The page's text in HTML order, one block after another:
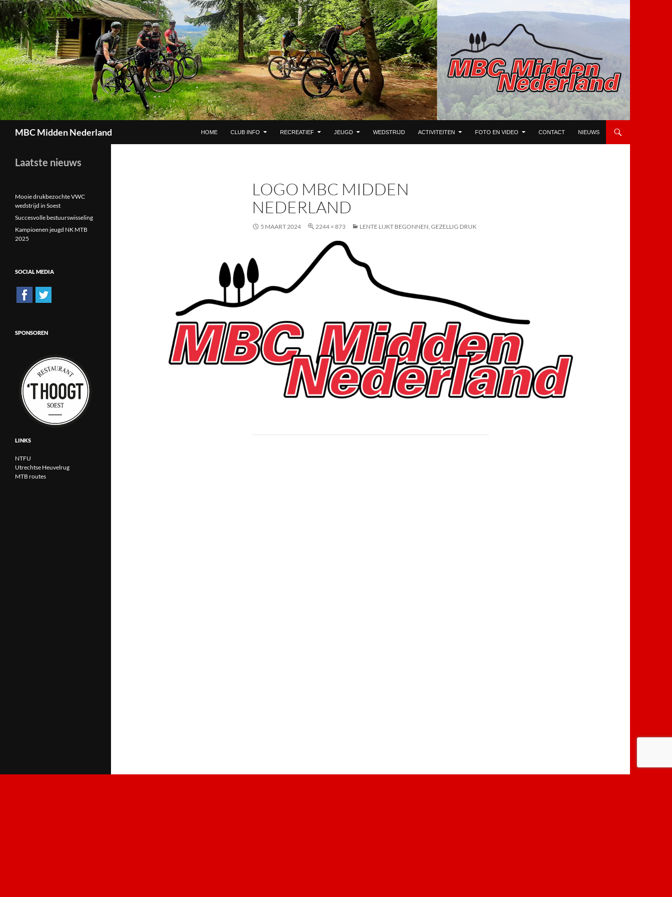
MBC Midden Nederland HOME CLUB INFO RECREATIEF JEUGD WEDSTRIJD ACTIVITEITEN FOTO EN VIDEO CONTACT NIEUWS
LOGO MBC MIDDEN
NEDERLAND
5 MAART 2024 2244 × 873 LENTE LIJKT BEGONNEN, GEZELLIG DRUK
Laatste nieuws
Mooie drukbezochte VWC
wedstrijd in Soest
Succesvolle bestuurswisseling
Kampioenen jeugd NK MTB
2025
SOCIAL MEDIA
SPONSOREN
LINKS
NTFU
Utrechtse Heuvelrug
MTB routes